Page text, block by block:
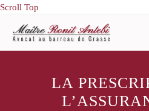
Scroll Top
LA